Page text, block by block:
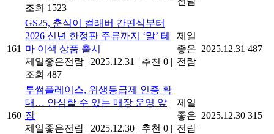
조회 1523
161
GS25, 춘식이 컬래버 간편식부터
2026 신년 한정판 주류까지 ‘말’ 테
마 이색 상품 출시
제일좋은전람 | 2025.12.31 | 추천 0 |
조회 487
제일
좋은
전람
2025.12.31 487
160
투썸플레이스, 위생등급제 인증 확
대… 안심할 수 있는 매장 운영 앞
장
제일좋은전람 | 2025.12.30 | 추천 0 |
제일
좋은
전람
2025.12.30 315